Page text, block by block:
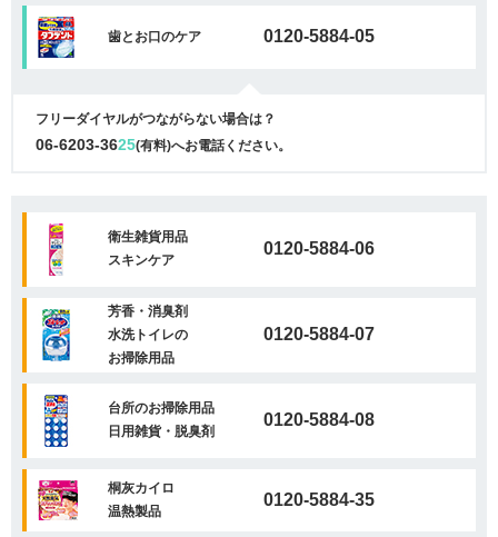
歯とお口のケア 0120-5884-05
フリーダイヤルがつながらない場合は？
06-6203-3625(有料)へお電話ください。
衛生雑貨用品
スキンケア
0120-5884-06
芳香・消臭剤
水洗トイレの
お掃除用品
0120-5884-07
台所のお掃除用品
日用雑貨・脱臭剤
0120-5884-08
桐灰カイロ
温熱製品
0120-5884-35